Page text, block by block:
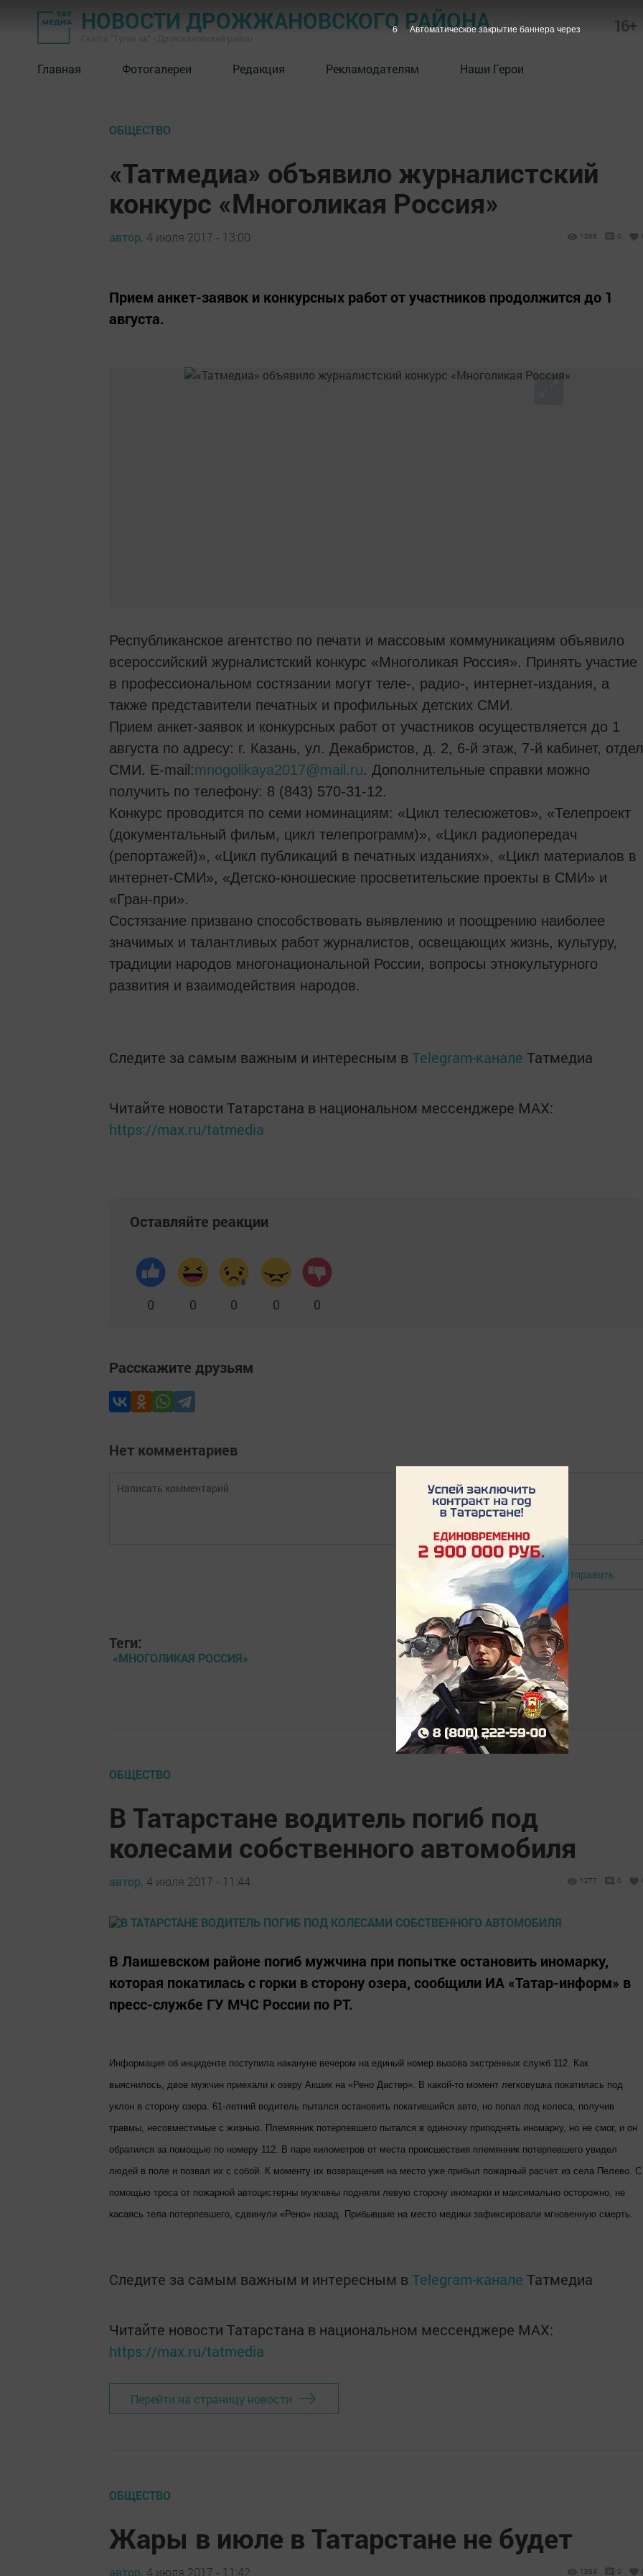
НОВОСТИ ДРОЖЖАНОВСКОГО РАЙОНА 16+
Главная Фотогалереи Редакция Рекламодателям Наши Герои
ОБЩЕСТВО
«Татмедиа» объявило журналистский
конкурс «Многоликая Россия»
автор, 4 июля 2017 - 13:00 1366 0
Прием анкет-заявок и конкурсных работ от участников продолжится до 1
августа.
Республиканское агентство по печати и массовым коммуникациям объявило
всероссийский журналистский конкурс «Многоликая Россия». Принять участие
в профессиональном состязании могут теле-, радио-, интернет-издания, а
также представители печатных и профильных детских СМИ.
Прием анкет-заявок и конкурсных работ от участников осуществляется до 1
августа по адресу: г. Казань, ул. Декабристов, д. 2, 6-й этаж, 7-й кабинет, отдел
СМИ. E-mail:mnogolikaya2017@mail.ru. Дополнительные справки можно
получить по телефону: 8 (843) 570-31-12.
Конкурс проводится по семи номинациям: «Цикл телесюжетов», «Телепроект
(документальный фильм, цикл телепрограмм)», «Цикл радиопередач
(репортажей)», «Цикл публикаций в печатных изданиях», «Цикл материалов в
интернет-СМИ», «Детско-юношеские просветительские проекты в СМИ» и
«Гран-при».
Состязание призвано способствовать выявлению и поощрению наиболее
значимых и талантливых работ журналистов, освещающих жизнь, культуру,
традиции народов многонациональной России, вопросы этнокультурного
развития и взаимодействия народов.
Следите за самым важным и интересным в Telegram-канале Татмедиа
Читайте новости Татарстана в национальном мессенджере MАХ:
https://max.ru/tatmedia
Оставляйте реакции
0 0 0 0 0
Расскажите друзьям
Нет комментариев
Авторизоваться Отправить
Теги:
«МНОГОЛИКАЯ РОССИЯ»
ОБЩЕСТВО
В Татарстане водитель погиб под
колесами собственного автомобиля
автор, 4 июля 2017 - 11:44 1277 0
В Лаишевском районе погиб мужчина при попытке остановить иномарку,
которая покатилась с горки в сторону озера, сообщили ИА «Татар-информ» в
пресс-службе ГУ МЧС России по РТ.
Информация об инциденте поступила накануне вечером на единый номер вызова экстренных служб 112. Как
выяснилось, двое мужчин приехали к озеру Акшик на «Рено Дастер». В какой-то момент легковушка покатилась под
уклон в сторону озера. 61-летний водитель пытался остановить покатившийся авто, но попал под колеса, получив
травмы, несовместимые с жизнью. Племянник потерпевшего пытался в одиночку приподнять иномарку, но не смог, и он
обратился за помощью по номеру 112. В паре километров от места происшествия племянник потерпевшего увидел
людей в поле и позвал их с собой. К моменту их возвращения на место уже прибыл пожарный расчет из села Пелево. С
помощью троса от пожарной автоцистерны мужчины подняли левую сторону иномарки и максимально осторожно, не
касаясь тела потерпевшего, сдвинули «Рено» назад. Прибывшие на место медики зафиксировали мгновенную смерть.
Следите за самым важным и интересным в Telegram-канале Татмедиа
Читайте новости Татарстана в национальном мессенджере MАХ:
https://max.ru/tatmedia
Перейти на страницу новости
ОБЩЕСТВО
Жары в июле в Татарстане не будет
автор, 4 июля 2017 - 11:42 1393 0
5 Автоматическое закрытие баннера через